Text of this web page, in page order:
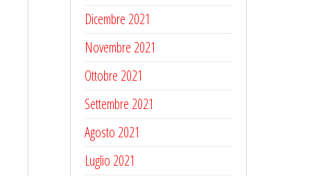
Dicembre 2021
Novembre 2021
Ottobre 2021
Settembre 2021
Agosto 2021
Luglio 2021